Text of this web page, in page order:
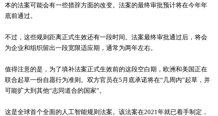
本的法案可能会有一些措辞方面的改变。法案的最终审批预计将在今年年
底前通过。
不过，这些规则距离正式生效还有一段时间。法案最终审批通过后，将会
为企业和组织留出一段宽限适应期，通常为两年左右。
值得注意的是，为了填补法案正式生效前的这段空白期，欧洲和美国正在
联合起草一份自愿行为准则。双方官员在5月底承诺将在“几周内”起草，并
可能扩大到其他“志同道合的国家”。
这是全球首个全面的人工智能规则法案。该法案在2021年就已着手制定，